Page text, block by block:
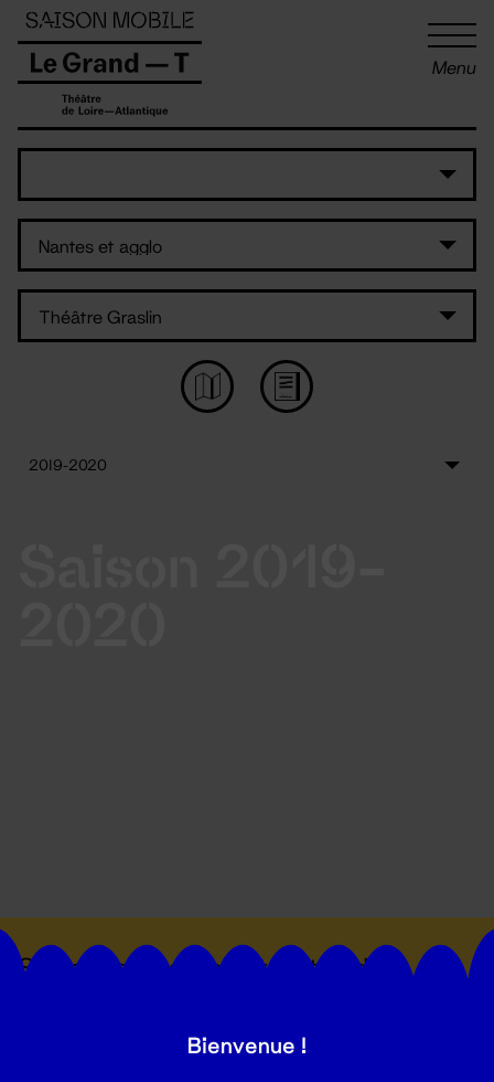
Menu
Suivez toutes les actualités du
Panneau de gestion des cookies
Bienvenue !